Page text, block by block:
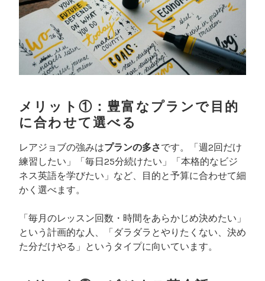
メリット①：豊富なプランで目的
に合わせて選べる
レアジョブの強みはプランの多さです。「週2回だけ
練習したい」「毎日25分続けたい」「本格的なビジ
ネス英語を学びたい」など、目的と予算に合わせて細
かく選べます。
「毎月のレッスン回数・時間をあらかじめ決めたい」
という計画的な人、「ダラダラとやりたくない、決め
た分だけやる」というタイプに向いています。